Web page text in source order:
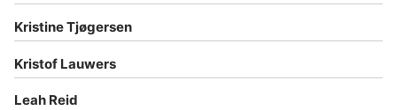
Kristine Tjøgersen
Kristof Lauwers
Leah Reid